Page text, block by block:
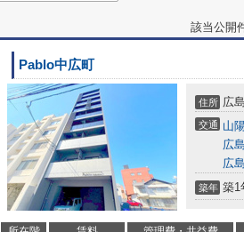
該当公開
Pablo中広町
住所 広
交通 山
広
広
築年 築1